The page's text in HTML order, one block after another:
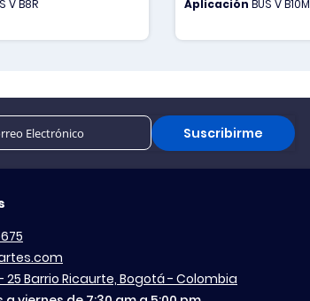
V B8R
Aplicación BUS V B10M
Suscribirme
25 Barrio Ricaurte, Bogotá - Colombia